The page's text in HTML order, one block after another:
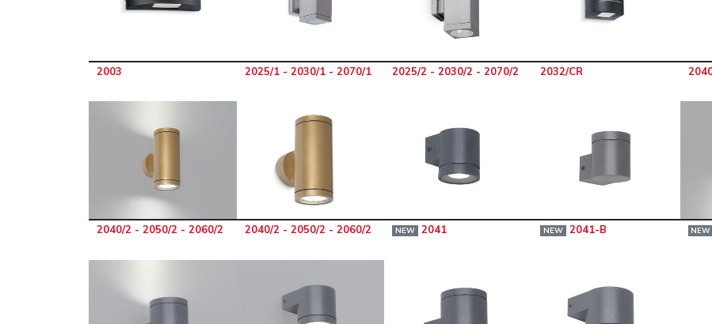
2003 2025/1 - 2030/1 - 2070/1 2025/2 - 2030/2 - 2070/2 2032/CR
2040/2 - 2050/2 - 2060/2 2040/2 - 2050/2 - 2060/2 NEW 2041 NEW 2041-B NEW